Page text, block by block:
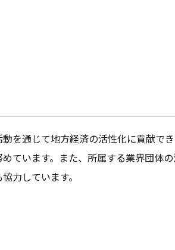
動を通じて地方経済の活性化に貢献で
めています。また、所属する業界団体
力しています。